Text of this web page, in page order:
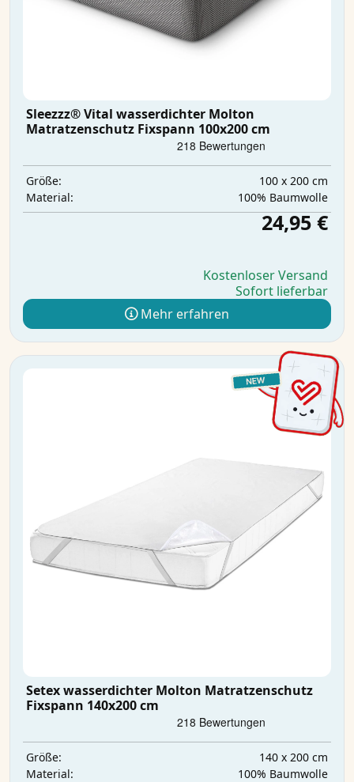
Sleezzz® Vital wasserdichter Molton
Matratzenschutz Fixspann 100x200 cm
Größe:
100 x 200 cm
Material:
100% Baumwolle
24,95 €
Kostenloser Versand
Sofort lieferbar
Mehr erfahren
Setex wasserdichter Molton Matratzenschutz
Fixspann 140x200 cm
Größe:
140 x 200 cm
Material:
100% Baumwolle